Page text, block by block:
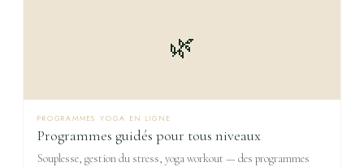
🌿
PROGRAMMES YOGA EN LIGNE
Programmes guidés pour tous niveaux
Souplesse, gestion du stress, yoga workout — des programmes